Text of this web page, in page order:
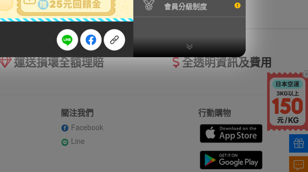
會員分級制度
運送損壞全額理賠 全透明資訊及費用
關注我們
Facebook
Line
行動購物